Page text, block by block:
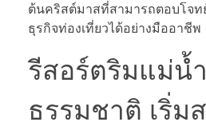
ต้นคริสต์มาสที่สามารถตอบโจท
ธุรกิจท่องเที่ยวได้อย่างมืออาชีพ
รีสอร์ตริมแม่น้
ธรรมชาติ เริ่ม